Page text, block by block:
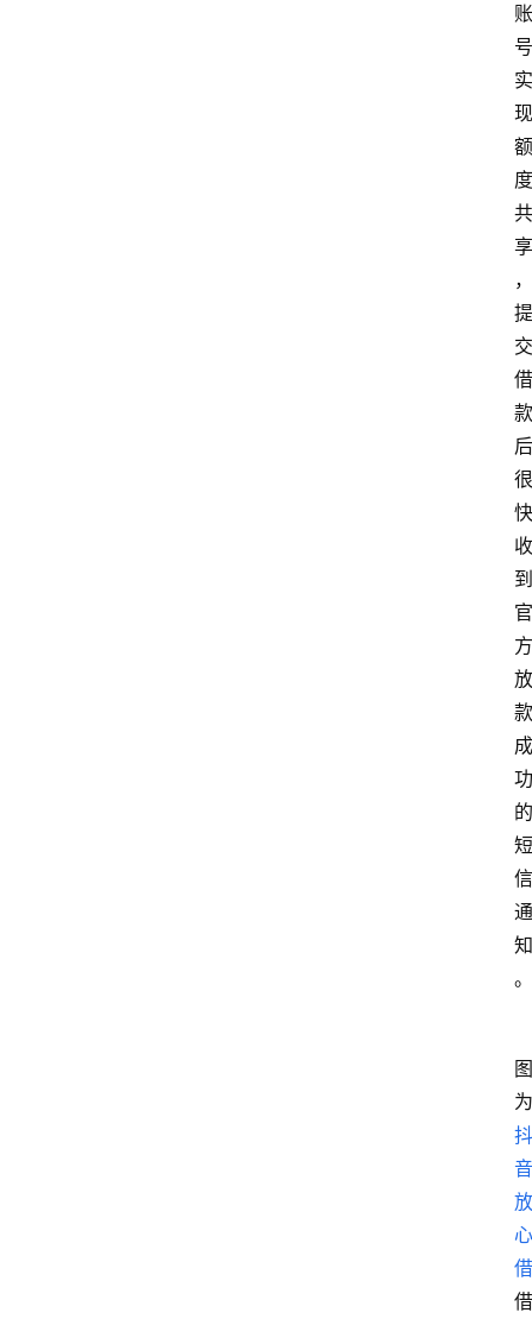
账
号
实
现
额
度
共
享
，
提
交
借
款
后
很
快
收
到
官
方
放
款
成
功
的
短
信
通
知
。
图
为
抖
音
放
心
借
借